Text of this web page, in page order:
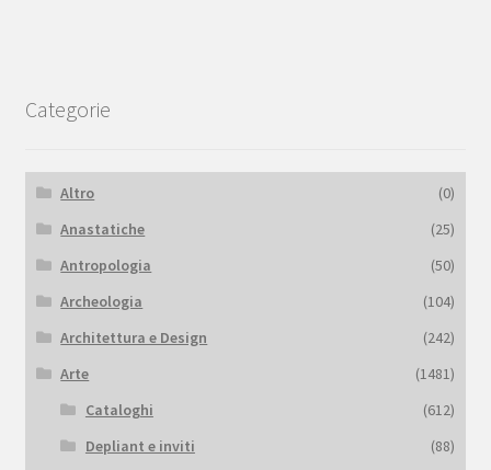
Categorie
Altro
(0)
Anastatiche
(25)
Antropologia
(50)
Archeologia
(104)
Architettura e Design
(242)
Arte
(1481)
Cataloghi
(612)
Depliant e inviti
(88)